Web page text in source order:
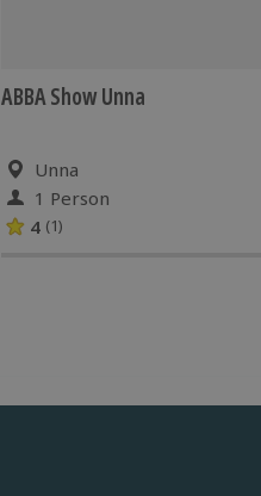
ABBA Show Unna
Unna
1 Person
4 (1)